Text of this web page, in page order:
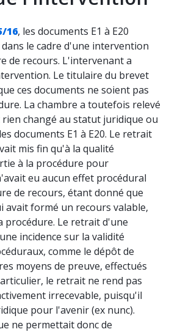
16, les documents E1 à E20
le cadre d'une intervention
de recours. L'intervenant a
Le titulaire du brevet
ces documents ne soient pas
La chambre a toutefois relevé
changé au statut juridique ou
documents E1 à E20. Le retrait
mis fin qu'à la qualité
à la procédure pour
eu aucun effet procédural
de recours, étant donné que
avait formé un recours valable,
procédure. Le retrait d'une
incidence sur la validité
comme le dépôt de
moyens de preuve, effectués
le retrait ne rend pas
irrecevable, puisqu'il
pour l'avenir (ex nunc).
ne permettait donc de